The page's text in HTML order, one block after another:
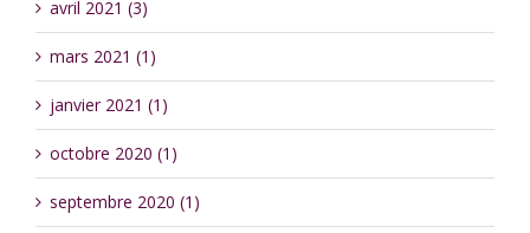
avril 2021 (3)
mars 2021 (1)
janvier 2021 (1)
octobre 2020 (1)
septembre 2020 (1)